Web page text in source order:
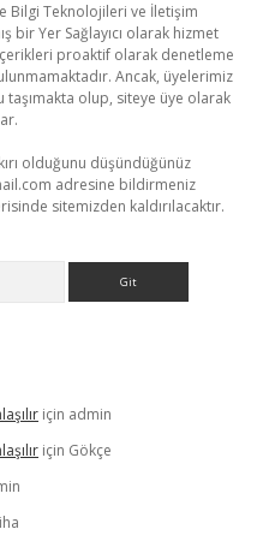
Bilgi Teknolojileri ve İletişim
bir Yer Sağlayıcı olarak hizmet
proaktif olarak denetleme
Ancak, üyelerimiz
taşımakta olup, siteye üye olarak
olduğunu düşündüğünüz
adresine bildirmeniz
sitemizden kaldırılacaktır.
için admin
için Gökçe